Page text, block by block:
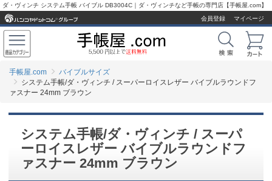
ダ・ヴィンチ システム手帳 バイブル DB3004C｜ダ・ヴィンチなど手帳の専門店【手帳屋.com】
会員登録
マイページ
手帳屋.com
バイブルサイズ
システム手帳/ダ・ヴィンチ / スーパーロイスレザー バイブルラウンドフ
ァスナー 24mm ブラウン
システム手帳/ダ・ヴィンチ / スーパ
ーロイスレザー バイブルラウンドフ
ァスナー 24mm ブラウン